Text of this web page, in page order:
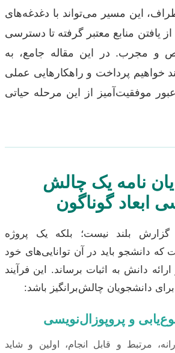
این مسیر می‌تواند با دغدغه‌های
یافتن منابع معتبر گرفته تا دسترسی
و مجرب. در این مقاله جامع، به
خواهیم پرداخت و راهکارهایی عملی
موفقیت‌آمیز از این مرحله حیاتی
نامه یک چالش
ابعاد گوناگون
گزارش بلند نیست؛ بلکه یک پروژه
دانشجو باید در آن توانایی‌های خود
دانش به اثبات برساند. این فرآیند
دانشجویان چالش‌برانگیز باشد:
و پروپوزال‌نویسی
مرتبط و قابل انجام، اولین و شاید